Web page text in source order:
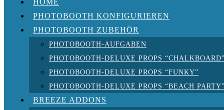
HOME
PHOTOBOOTH KONFIGURIEREN
PHOTOBOOTH ZUBEHÖR
PHOTOBOOTH-AUFGABEN
PHOTOBOOTH-DELUXE PROPS
PHOTOBOOTH-DELUXE PROPS “FUNKY”
PHOTOBOOTH-DELUXE PROPS “BEACH
BREEZE ADDONS